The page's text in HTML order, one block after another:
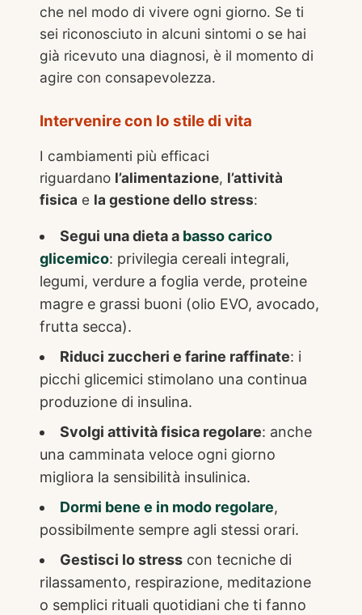
che nel modo di vivere ogni giorno. Se ti
sei riconosciuto in alcuni sintomi o se hai
già ricevuto una diagnosi, è il momento di
agire con consapevolezza.
Intervenire con lo stile di vita
I cambiamenti più efficaci
riguardano l’alimentazione, l’attività
fisica e la gestione dello stress:
Segui una dieta a basso carico
glicemico: privilegia cereali integrali,
legumi, verdure a foglia verde, proteine
magre e grassi buoni (olio EVO, avocado,
frutta secca).
Riduci zuccheri e farine raffinate: i
picchi glicemici stimolano una continua
produzione di insulina.
Svolgi attività fisica regolare: anche
una camminata veloce ogni giorno
migliora la sensibilità insulinica.
Dormi bene e in modo regolare,
possibilmente sempre agli stessi orari.
Gestisci lo stresscon tecniche di
rilassamento, respirazione, meditazione
o semplici rituali quotidiani che ti fanno